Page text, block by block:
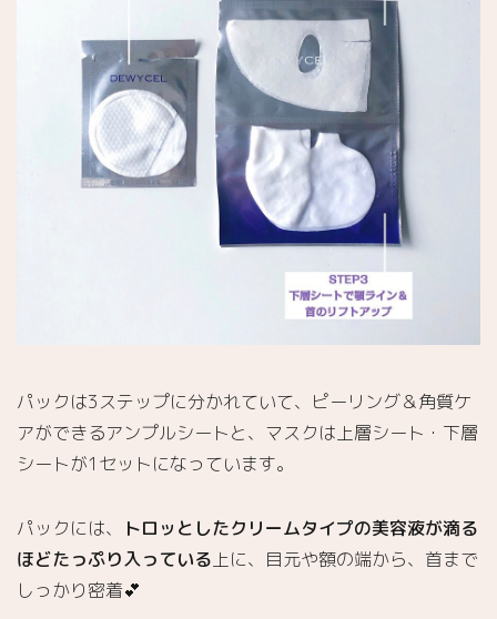
パックは3ステップに分かれていて、ピーリング＆角質ケ
アができるアンプルシートと、マスクは上層シート・下層
シートが1セットになっています。
パックには、
トロッとしたクリームタイプの美容液が滴る
ほどたっぷり入っている 上に、目元や額の端から、首まで
しっかり密着💕